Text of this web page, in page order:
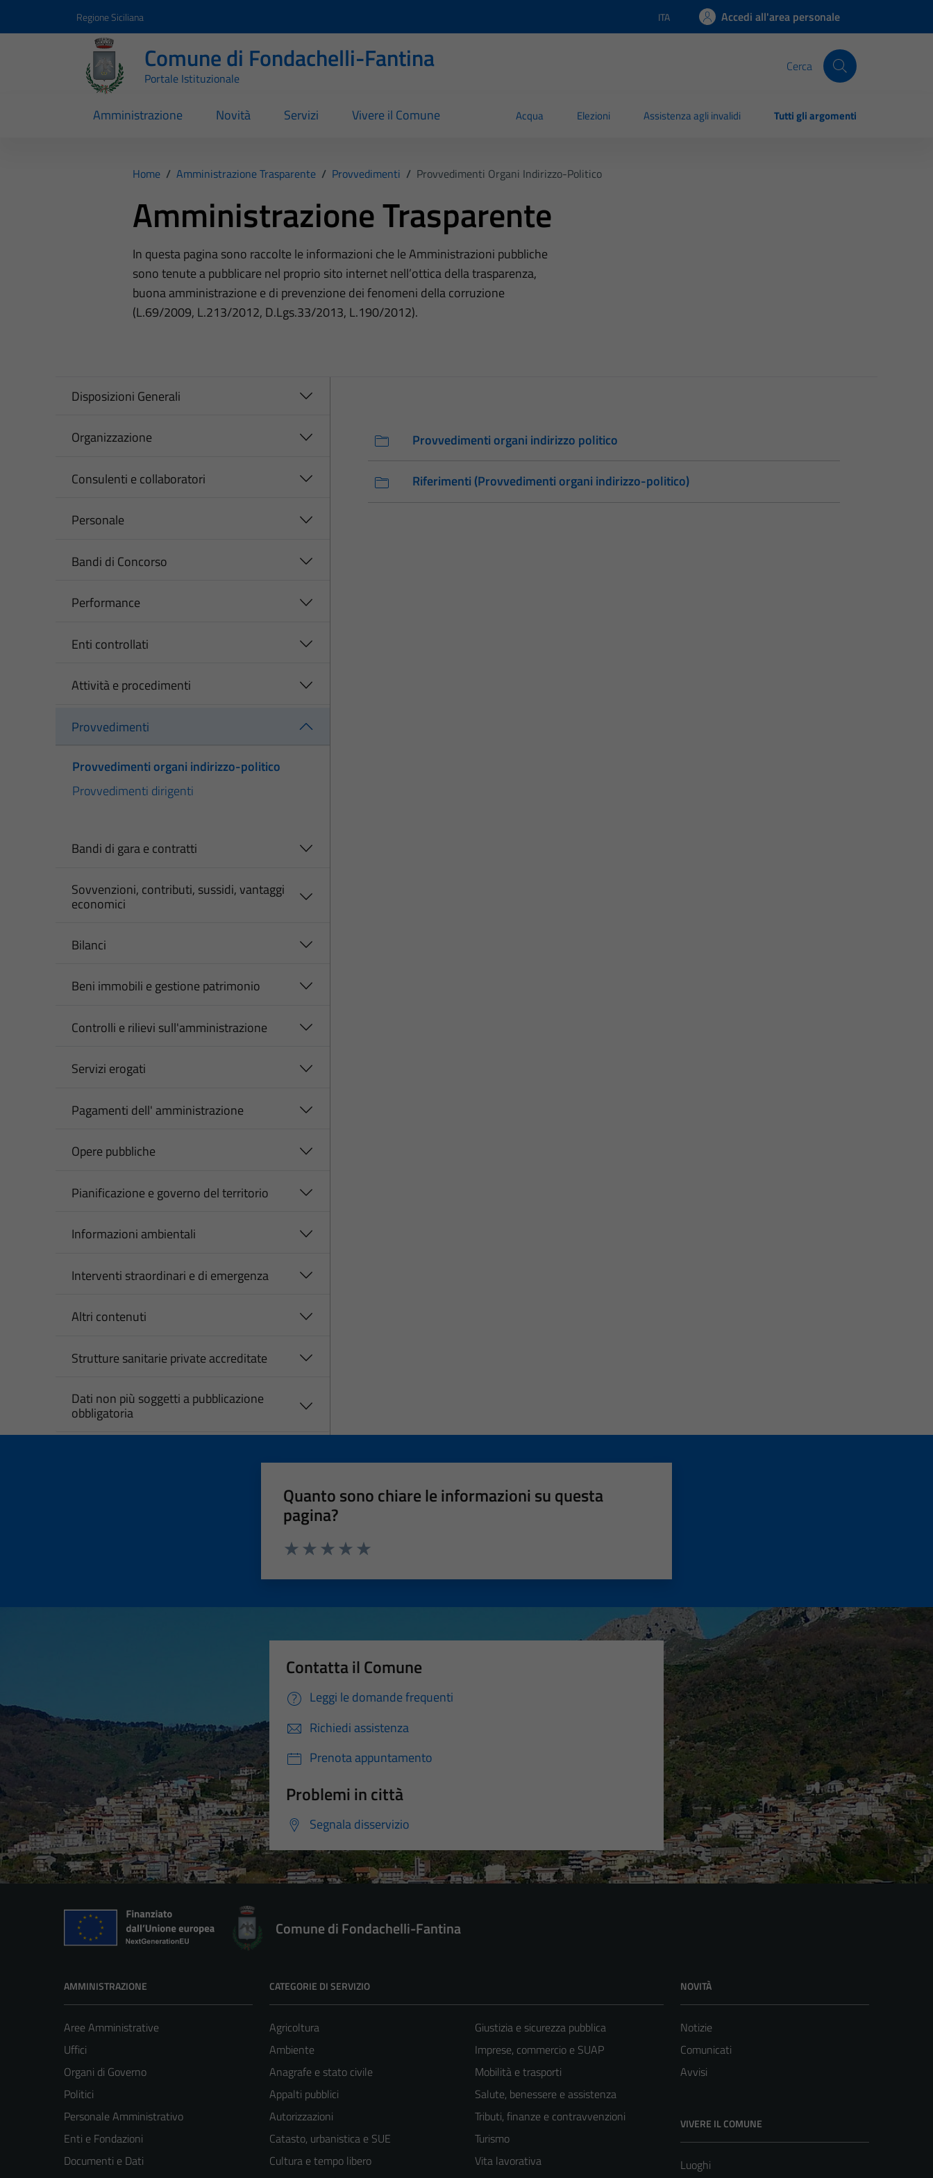
Regione Siciliana Lingua attiva:
ITA Accedi all'area personale
Comune di Fondachelli-Fantina
Portale Istituzionale
Cerca
Amministrazione Novità Servizi Vivere il Comune Acqua Elezioni Assistenza agli invalidi Tutti gli argomenti
Home / Amministrazione Trasparente / Provvedimenti / Provvedimenti Organi Indirizzo-Politico
Amministrazione Trasparente
In questa pagina sono raccolte le informazioni che le Amministrazioni pubbliche
sono tenute a pubblicare nel proprio sito internet nell’ottica della trasparenza,
buona amministrazione e di prevenzione dei fenomeni della corruzione
(L.69/2009, L.213/2012, D.Lgs.33/2013, L.190/2012).
Disposizioni Generali
Organizzazione
Consulenti e collaboratori
Personale
Bandi di Concorso
Performance
Enti controllati
Attività e procedimenti
Provvedimenti
Provvedimenti organi indirizzo-politico
Provvedimenti dirigenti
Bandi di gara e contratti
Sovvenzioni, contributi, sussidi, vantaggi
economici
Bilanci
Beni immobili e gestione patrimonio
Controlli e rilievi sull'amministrazione
Servizi erogati
Pagamenti dell' amministrazione
Opere pubbliche
Pianificazione e governo del territorio
Informazioni ambientali
Interventi straordinari e di emergenza
Altri contenuti
Strutture sanitarie private accreditate
Dati non più soggetti a pubblicazione
obbligatoria
Provvedimenti organi indirizzo politico
Riferimenti (Provvedimenti organi indirizzo-politico)
Quanto sono chiare le informazioni su questa
pagina?
Contatta il Comune
Leggi le domande frequenti
Richiedi assistenza
Prenota appuntamento
Problemi in città
Segnala disservizio
Comune di Fondachelli-Fantina
AMMINISTRAZIONE
Aree Amministrative
Uffici
Organi di Governo
Politici
Personale Amministrativo
Enti e Fondazioni
Documenti e Dati
CATEGORIE DI SERVIZIO
Agricoltura
Ambiente
Anagrafe e stato civile
Appalti pubblici
Autorizzazioni
Catasto, urbanistica e SUE
Cultura e tempo libero
Giustizia e sicurezza pubblica
Imprese, commercio e SUAP
Mobilità e trasporti
Salute, benessere e assistenza
Tributi, finanze e contravvenzioni
Turismo
Vita lavorativa
NOVITÀ
Notizie
Comunicati
Avvisi
VIVERE IL COMUNE
Luoghi